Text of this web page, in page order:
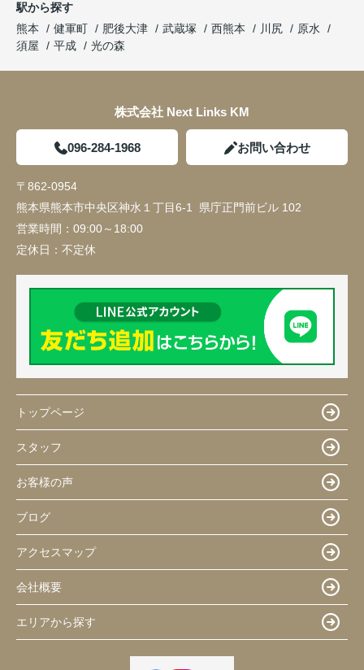
駅から探す
熊本
健軍町 肥後大津 武蔵塚 西熊本 川尻
原水
須屋
平成 光の森
株式会社 Next Links KM
096-284-1968 お問い合わせ
〒862-0954
熊本県熊本市中央区神水１丁目6-1 県庁正門前ビル 102
営業時間： 09:00～18:00
定休日： 不定休
トップページ
スタッフ
お客様の声
ブログ
アクセスマップ
会社概要
エリアから探す